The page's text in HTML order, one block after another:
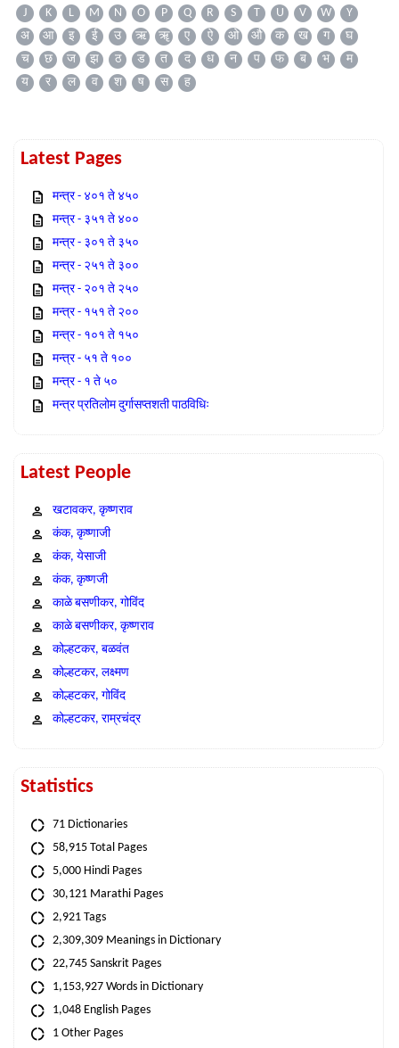
J
K L M N O P Q R S T U V W
Y
अ
आ इ ई उ ऋ ॠ ए ऐ ओ औ क ख ग
घ
च
छ ज झ ठ ड त द ध न प फ ब भ
म
य
र ल व श ष स ह
Latest Pages
मन्त्र - ४०१ ते ४५०
मन्त्र - ३५१ ते ४००
मन्त्र - ३०१ ते ३५०
मन्त्र - २५१ ते ३००
मन्त्र - २०१ ते २५०
मन्त्र - १५१ ते २००
मन्त्र - १०१ ते १५०
मन्त्र - ५१ ते १००
मन्त्र - १ ते ५०
मन्त्र प्रतिलोम दुर्गासप्तशती पाठविधिः
Latest People
खटावकर, कृष्णराव
कंक, कृष्णाजी
कंक, येसाजी
कंक, कृष्णजी
काळे बसणीकर, गोविंद
काळे बसणीकर, कृष्णराव
कोल्हटकर, बळवंत
कोल्हटकर, लक्ष्मण
कोल्हटकर, गोविंद
कोल्हटकर, राम्रचंद्र
Statistics
71 Dictionaries
58,915 Total Pages
5,000 Hindi Pages
30,121 Marathi Pages
2,921 Tags
2,309,309 Meanings in Dictionary
22,745 Sanskrit Pages
1,153,927 Words in Dictionary
1,048 English Pages
1 Other Pages